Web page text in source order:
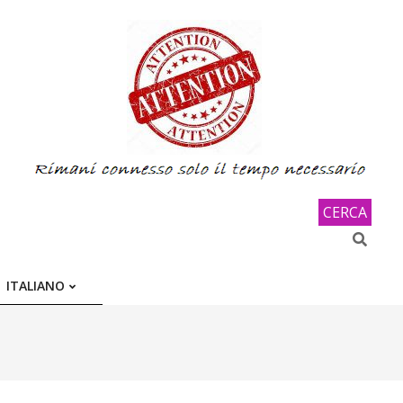
CERCA
Search
ITALIANO